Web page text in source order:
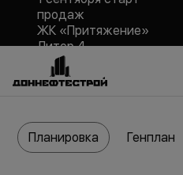
продаж
ЖК «Притяжение»
Литер 4
Планировка Генплан